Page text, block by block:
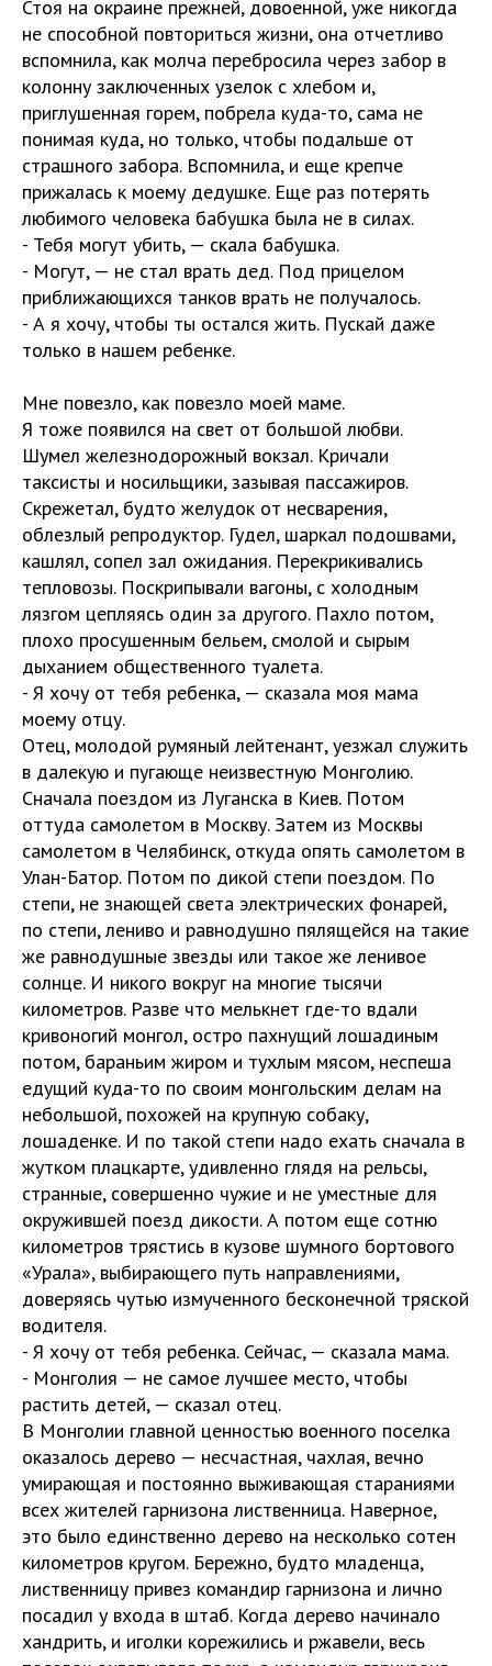
Стоя на окраине прежней, довоенной, уже никогда
не способной повториться жизни, она отчетливо
вспомнила, как молча перебросила через забор в
колонну заключенных узелок с хлебом и,
приглушенная горем, побрела куда-то, сама не
понимая куда, но только, чтобы подальше от
страшного забора. Вспомнила, и еще крепче
прижалась к моему дедушке. Еще раз потерять
любимого человека бабушка была не в силах.
- Тебя могут убить, — скала бабушка.
- Могут, — не стал врать дед. Под прицелом
приближающихся танков врать не получалось.
- А я хочу, чтобы ты остался жить. Пускай даже
только в нашем ребенке.
Мне повезло, как повезло моей маме.
Я тоже появился на свет от большой любви.
Шумел железнодорожный вокзал. Кричали
таксисты и носильщики, зазывая пассажиров.
Скрежетал, будто желудок от несварения,
облезлый репродуктор. Гудел, шаркал подошвами,
кашлял, сопел зал ожидания. Перекрикивались
тепловозы. Поскрипывали вагоны, с холодным
лязгом цепляясь один за другого. Пахло потом,
плохо просушенным бельем, смолой и сырым
дыханием общественного туалета.
- Я хочу от тебя ребенка, — сказала моя мама
моему отцу.
Отец, молодой румяный лейтенант, уезжал служить
в далекую и пугающе неизвестную Монголию.
Сначала поездом из Луганска в Киев. Потом
оттуда самолетом в Москву. Затем из Москвы
самолетом в Челябинск, откуда опять самолетом в
Улан-Батор. Потом по дикой степи поездом. По
степи, не знающей света электрических фонарей,
по степи, лениво и равнодушно пялящейся на такие
же равнодушные звезды или такое же ленивое
солнце. И никого вокруг на многие тысячи
километров. Разве что мелькнет где-то вдали
кривоногий монгол, остро пахнущий лошадиным
потом, бараньим жиром и тухлым мясом, неспеша
едущий куда-то по своим монгольским делам на
небольшой, похожей на крупную собаку,
лошаденке. И по такой степи надо ехать сначала в
жутком плацкарте, удивленно глядя на рельсы,
странные, совершенно чужие и не уместные для
окружившей поезд дикости. А потом еще сотню
километров трястись в кузове шумного бортового
«Урала», выбирающего путь направлениями,
доверяясь чутью измученного бесконечной тряской
водителя.
- Я хочу от тебя ребенка. Сейчас, — сказала мама.
- Монголия — не самое лучшее место, чтобы
растить детей, — сказал отец.
В Монголии главной ценностью военного поселка
оказалось дерево — несчастная, чахлая, вечно
умирающая и постоянно выживающая стараниями
всех жителей гарнизона лиственница. Наверное,
это было единственно дерево на несколько сотен
километров кругом. Бережно, будто младенца,
лиственницу привез командир гарнизона и лично
посадил у входа в штаб. Когда дерево начинало
хандрить, и иголки корежились и ржавели, весь